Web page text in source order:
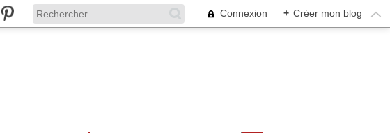
Connexion + Créer mon blog